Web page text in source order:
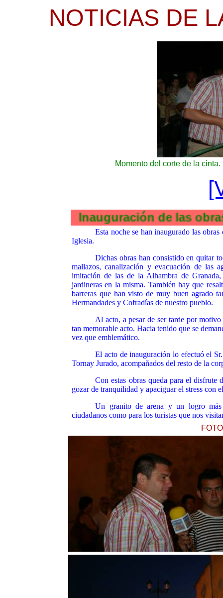
NOTICIAS DE
Momento del corte de la cinta.
Inauguración de las
Esta noche se han inaugurado las
Iglesia.
Dichas obras han consistido en quitar
mallazos, canalización y evacuación de las
imitación de las de la Alhambra de
jardineras en la misma. También hay que
barreras que han visto de muy buen agrado
Hermandades y Cofradías de nuestro pueblo.
Al acto, a pesar de ser tarde por
tan memorable acto. Hacia tenido que se
vez que emblemático.
El acto de inauguración lo efectuó el
Tornay Jurado, acompañados del resto de la
Con estas obras queda para el disfrute
gozar de tranquilidad y apaciguar el stress con
Un granito de arena y un logro más
ciudadanos como para los turistas que nos